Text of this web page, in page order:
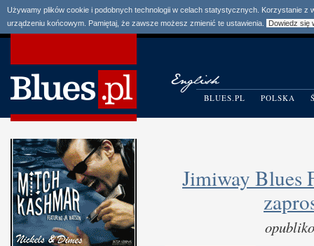
Używamy plików cookie i podobnych technologii w celach statystycznych. Korzystanie
urządzeniu końcowym. Pamiętaj, że zawsze możesz zmienić te ustawienia.
Dowiedz się
BLUES.PL POLSKA
Jimiway Blues